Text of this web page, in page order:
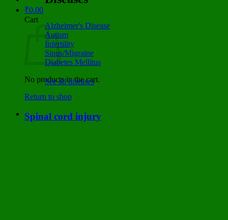
₹0.00
Cart
No products in the cart.
Return to shop
Alzheimer's Disease
Autism
Infertility
Sinus/Migraine
Diabetes Mellitus
See all diseases
Spinal cord injury